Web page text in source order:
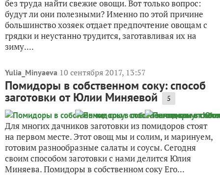
без труда найти свежие овощи. Вот только вопрос:
будут ли они полезными? Именно по этой причине
большинство хозяек отдает предпочтение овощам с
грядки и неустанно трудится, заготавливая их на
зиму....
Yulia_Minyaeva 10 сентября 2017, 13:57
Помидоры в собственном соку: способ
заготовки от Юлии Миняевой 5
Для многих дачников заготовки из помидоров стоят
на первом месте. Этот овощ мы и солим, и маринуем,
готовим разнообразные салаты и соусы. Сегодня
своим способом заготовки с нами делится Юлия
Миняева. Помидоры в собственном соку Его...